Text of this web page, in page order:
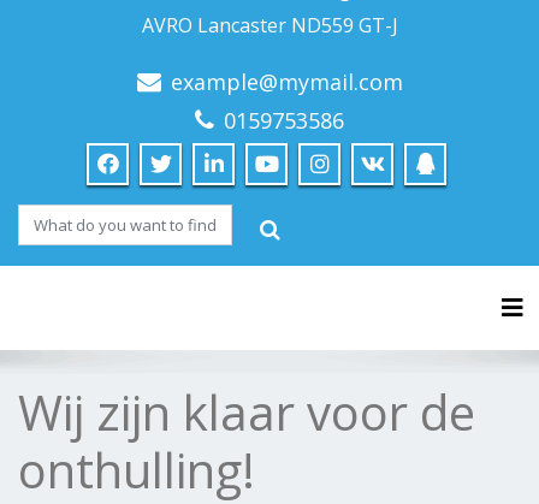
AVRO Lancaster ND559 GT-J
example@mymail.com
0159753586
Wij zijn klaar voor de
onthulling!